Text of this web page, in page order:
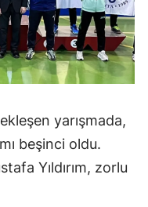
yarışmada,
beşinci oldu.
Yıldırım, zorlu